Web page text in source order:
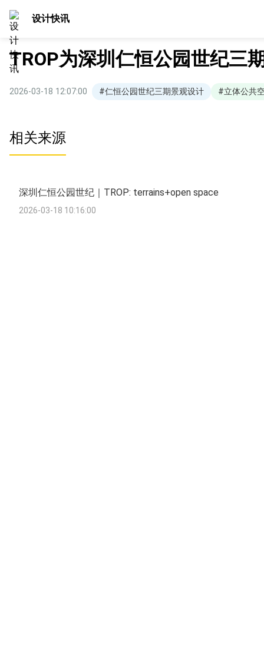
设计快讯
TROP为深圳仁恒公园世纪三
2026-03-18 12:07:00 #仁恒公园世纪三期景观设计 #立体公共
相关来源
深圳仁恒公园世纪｜TROP: terrains+open space
2026-03-18 10:16:00